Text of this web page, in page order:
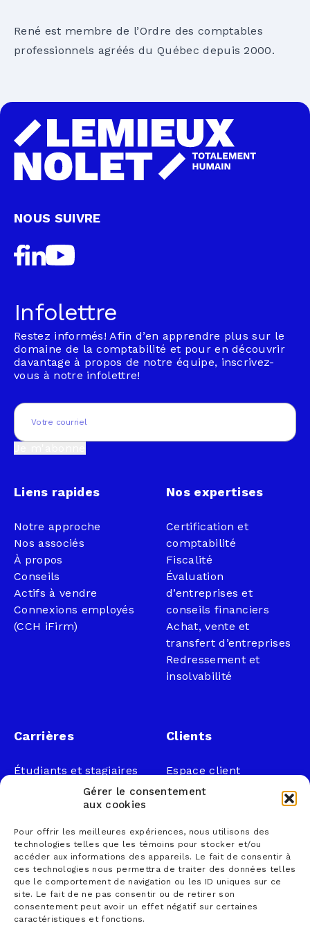
Gérer le consentement
aux cookies
Pour offrir les meilleures expériences, nous utilisons des
technologies telles que les témoins pour stocker et/ou
accéder aux informations des appareils. Le fait de consentir à
ces technologies nous permettra de traiter des données telles
que le comportement de navigation ou les ID uniques sur ce
site. Le fait de ne pas consentir ou de retirer son
consentement peut avoir un effet négatif sur certaines
caractéristiques et fonctions.
René est membre de l’Ordre des comptables
professionnels agréés du Québec depuis 2000.
NOUS SUIVRE
Infolettre
Restez informés! Afin d’en apprendre plus sur le
domaine de la comptabilité et pour en découvrir
davantage à propos de notre équipe, inscrivez-
vous à notre infolettre!
Email
Liens rapides
Notre approche
Nos associés
À propos
Conseils
Actifs à vendre
Connexions employés
(CCH iFirm)
Nos expertises
Certification et
comptabilité
Fiscalité
Évaluation
d’entreprises et
conseils financiers
Achat, vente et
transfert d’entreprises
Redressement et
insolvabilité
Carrières
Étudiants et stagiaires
Professionnels
Nous joindre
1 866 833-2114 (sans
frais)
courrier@lemieuxnolet
.ca
Contactez un syndic
Trouver un bureau
Clients
Espace client
Légal
Loi sur la faillite et
l’insolvabilité
Politique de
confidentialité
Politique sur la